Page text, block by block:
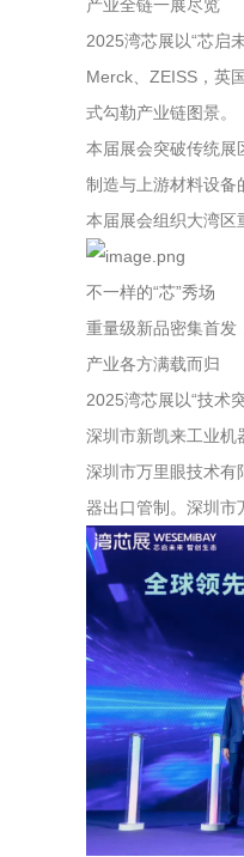
产业全链一展尽览
2025湾芯展以“芯启
Merck、ZEISS，英
式勾勒产业链图景。
本届展会突破传统展
制造与上游材料设备
本届展会组织大湾区
不一样的“芯”秀场
重量级新品密集首发
产业各方满载而归
2025湾芯展以“技术
深圳市新凯来工业机
深圳市万里眼技术有
器出口管制。深圳市